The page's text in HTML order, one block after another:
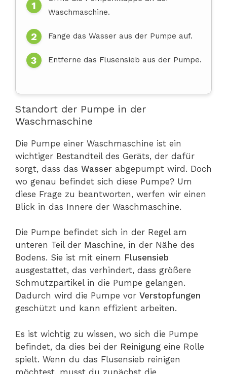
Waschmaschine.
Fange das Wasser aus der Pumpe auf.
Entferne das Flusensieb aus der Pumpe.
Standort der Pumpe in der
Waschmaschine
Die Pumpe einer Waschmaschine ist ein
wichtiger Bestandteil des Geräts, der dafür
sorgt, dass das Wasser abgepumpt wird. Doch
wo genau befindet sich diese Pumpe? Um
diese Frage zu beantworten, werfen wir einen
Blick in das Innere der Waschmaschine.
Die Pumpe befindet sich in der Regel am
unteren Teil der Maschine, in der Nähe des
Bodens. Sie ist mit einem Flusensieb
ausgestattet, das verhindert, dass größere
Schmutzpartikel in die Pumpe gelangen.
Dadurch wird die Pumpe vor Verstopfungen
geschützt und kann effizient arbeiten.
Es ist wichtig zu wissen, wo sich die Pumpe
befindet, da dies bei der Reinigung eine Rolle
spielt. Wenn du das Flusensieb reinigen
möchtest, musst du zunächst die